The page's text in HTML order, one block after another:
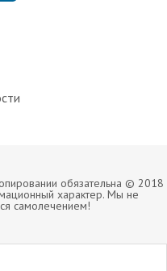
обязательна © 2018
характер. Мы не
самолечением!